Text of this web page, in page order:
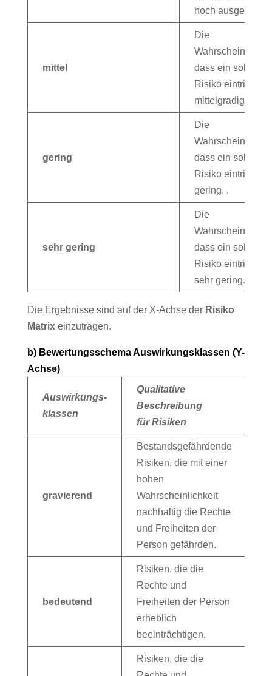
hoch
mittel
Die
dass ein solches
Risiko eintritt, ist
mittelgradig.
gering
Die
dass ein solches
Risiko eintritt, ist
gering. .
sehr gering
Die
dass ein solches
Risiko eintritt, ist
sehr gering.
Die Ergebnisse sind auf der X-Achse der Risiko
Matrixeinzutragen.
b) Bewertungsschema Auswirkungsklassen (Y-
Achse)
Auswirkungs-
klassen
Qualitative
Beschreibung
für Risiken
gravierend
Bestandsgefährdende
Risiken, die mit einer
hohen
Wahrscheinlichkeit
nachhaltig die Rechte
und Freiheiten der
Person gefährden.
bedeutend
Risiken, die die
Rechte und
Freiheiten der Person
erheblich
beeinträchtigen.
Risiken, die die